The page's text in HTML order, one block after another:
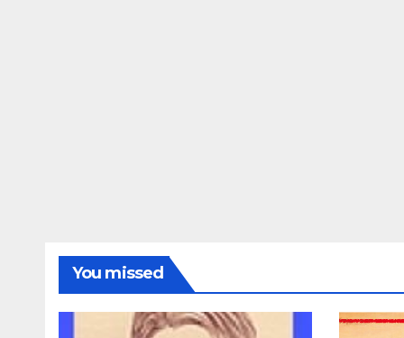
You missed